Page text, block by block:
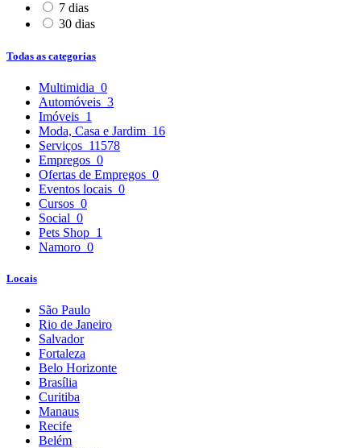
7 dias
30 dias
Todas as categorias
Multimidia 0
Automóveis 3
Imóveis 1
Moda, Casa e Jardim 16
Serviços 11578
Empregos 0
Ofertas de Empregos 0
Eventos locais 0
Cursos 0
Social 0
Pets Shop 1
Namoro 0
Locais
São Paulo
Rio de Janeiro
Salvador
Fortaleza
Belo Horizonte
Brasília
Curitiba
Manaus
Recife
Belém